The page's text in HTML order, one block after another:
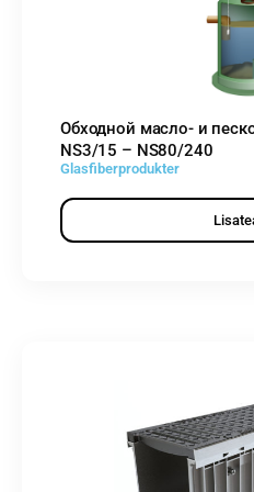
Обходной масло- и
NS3/15 – NS80/240
Glasfiberprodukter